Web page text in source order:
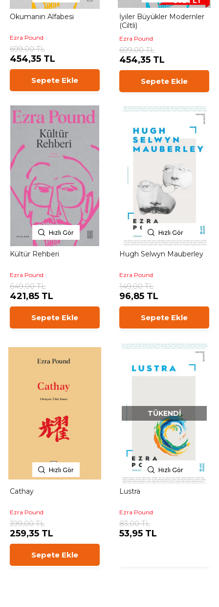
Okumanın Alfabesi
Ezra Pound
699,00 TL
454,35 TL
Sepete Ekle
İyiler Büyükler Modernler
(Ciltli)
Ezra Pound
699,00 TL
454,35 TL
Sepete Ekle
Hızlı Gör
Kültür Rehberi
Ezra Pound
649,00 TL
421,85 TL
Sepete Ekle
Hızlı Gör
Hugh Selwyn Mauberley
Ezra Pound
149,00 TL
96,85 TL
Sepete Ekle
Hızlı Gör
Cathay
Ezra Pound
399,00 TL
259,35 TL
Sepete Ekle
Hızlı Gör
TÜKENDI
Lustra
Ezra Pound
83,00 TL
53,95 TL